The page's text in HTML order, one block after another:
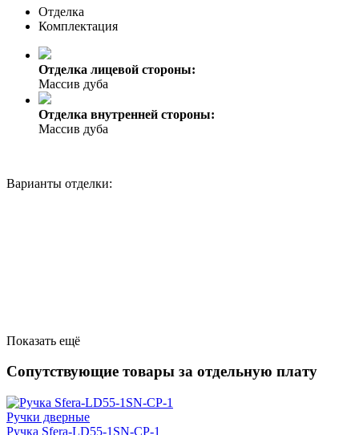
Отделка
Комплектация
Отделка лицевой стороны:
Массив дуба
Отделка внутренней стороны:
Массив дуба
Варианты отделки:
Показать ещё
Сопутствующие товары за отдельную плату
Ручки дверные
Ручка Sfera-LD55-1SN-CP-1